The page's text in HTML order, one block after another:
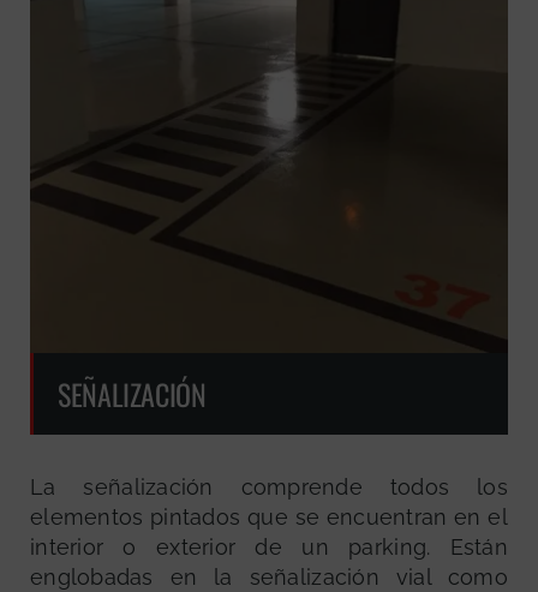
SEÑALIZACIÓN
La señalización comprende todos los
elementos pintados que se encuentran en el
interior o exterior de un parking. Están
englobadas en la señalización vial como